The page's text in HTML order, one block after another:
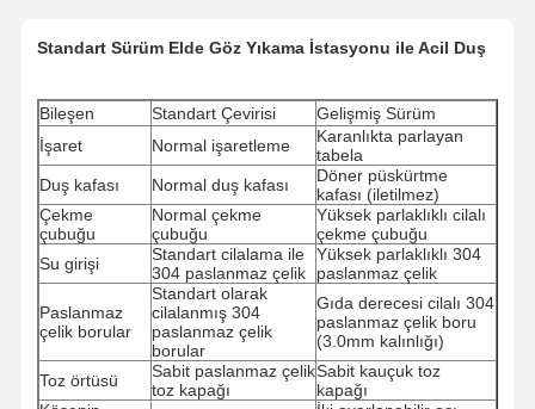
Standart Sürüm Elde Göz Yıkama İstasyonu ile Acil Duş
Bileşen Standart Çevirisi
Gelişmiş Sürüm
İşaret
Normal işaretleme
Karanlıkta parlayan
tabela
Duş kafası
Normal duş kafası
Döner püskürtme
kafası (iletilmez)
Çekme
çubuğu
Normal çekme
çubuğu
Yüksek parlaklıklı cilalı
çekme çubuğu
Su girişi
Standart cilalama ile
304 paslanmaz çelik
Yüksek parlaklıklı 304
paslanmaz çelik
Paslanmaz
çelik borular
Standart olarak
cilalanmış 304
paslanmaz çelik
borular
Gıda derecesi cilalı 304
paslanmaz çelik boru
(3.0mm kalınlığı)
Toz örtüsü
Sabit paslanmaz çelik
toz kapağı
Sabit kauçuk toz
kapağı